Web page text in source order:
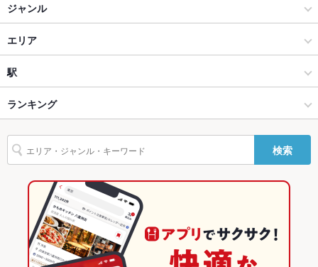
貸切
設備
Wi-Fi
ー
駐車場 なし
その他設備 －
その他
飲み放題 なし
食べ放題 なし
ジャンル
カフェ・スイーツ
スイーツ
西武池袋線（石神井公園～秋津） × カフェ・スイーツ
西武池袋線（石神井公園～秋津） × スイーツ
大泉学園駅 × カフェ・スイーツ
大泉学園駅 × スイーツ
エリア
大泉学園
大泉学園 × カフェ・スイーツ
大泉学園 × スイーツ
東京
東京 × カフェ・スイーツ
東京 × スイーツ
駅
大泉学園駅
ランキング
東京のグルメランキング
東京のカフェ・スイーツランキング
西武池袋線（石神井公園～秋津）のグルメランキング
大泉学園のグルメランキング
検索